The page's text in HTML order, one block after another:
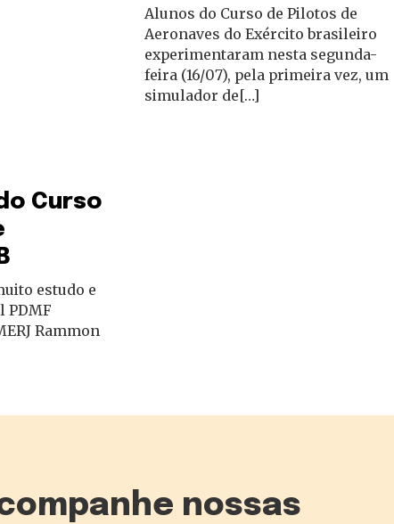
Alunos do Curso de Pilotos de
Aeronaves do Exército brasileiro
experimentaram nesta segunda-
feira (16/07), pela primeira vez, um
simulador de[…]
Curso
estudo e
PDMF
Rammon
nossas